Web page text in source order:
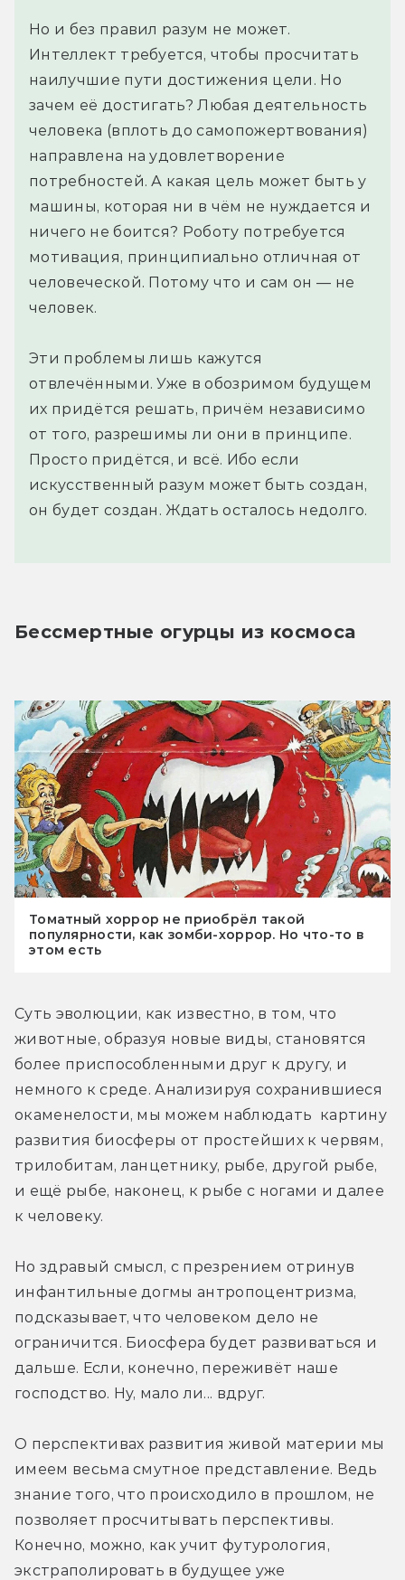
Но и без правил разум не может.
Интеллект требуется, чтобы просчитать
наилучшие пути достижения цели. Но
зачем её достигать? Любая деятельность
человека (вплоть до самопожертвования)
направлена на удовлетворение
потребностей. А какая цель может быть у
машины, которая ни в чём не нуждается и
ничего не боится? Роботу потребуется
мотивация, принципиально отличная от
человеческой. Потому что и сам он — не
человек.
Эти проблемы лишь кажутся
отвлечёнными. Уже в обозримом будущем
их придётся решать, причём независимо
от того, разрешимы ли они в принципе.
Просто придётся, и всё. Ибо если
искусственный разум может быть создан,
он будет создан. Ждать осталось недолго.
Бессмертные огурцы из космоса
Томатный хоррор не приобрёл такой
популярности, как зомби-хоррор. Но что-то в
этом есть
Суть эволюции, как известно, в том, что
животные, образуя новые виды, становятся
более приспособленными друг к другу, и
немного к среде. Анализируя сохранившиеся
окаменелости, мы можем наблюдать  картину
развития биосферы от простейших к червям,
трилобитам, ланцетнику, рыбе, другой рыбе,
и ещё рыбе, наконец, к рыбе с ногами и далее
к человеку.
Но здравый смысл, с презрением отринув
инфантильные догмы антропоцентризма,
подсказывает, что человеком дело не
ограничится. Биосфера будет развиваться и
дальше. Если, конечно, переживёт наше
господство. Ну, мало ли... вдруг.
О перспективах развития живой материи мы
имеем весьма смутное представление. Ведь
знание того, что происходило в прошлом, не
позволяет просчитывать перспективы.
Конечно, можно, как учит футурология,
экстраполировать в будущее уже